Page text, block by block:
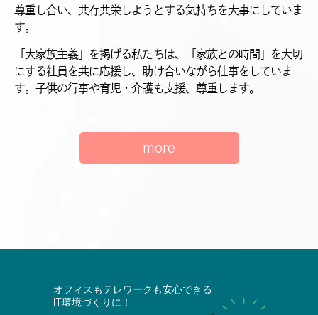
尊重し合い、共存共栄しようとする気持ちを大事にしていま
す。
「大家族主義」を掲げる私たちは、「家族との時間」を大切
にする社員を共に応援し、助け合いながら仕事をしていま
す。子供の行事や育児・介護も支援、尊重します。
more
オフィスもテレワークも安心できる
IT環境づくりに！